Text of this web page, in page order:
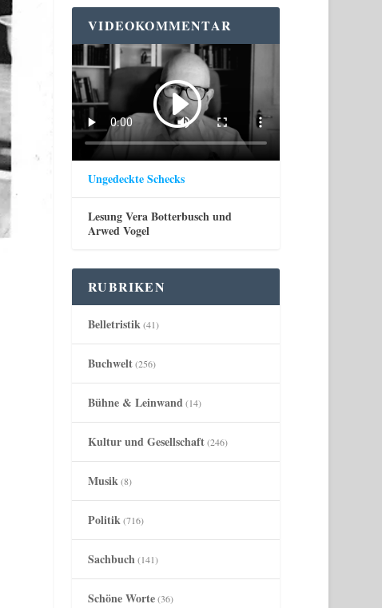
VIDEOKOMMENTAR
Ungedeckte Schecks
Lesung Vera Botterbusch und
Arwed Vogel
RUBRIKEN
Belletristik(41)
Buchwelt(256)
Bühne & Leinwand(14)
Kultur und Gesellschaft(246)
Musik(8)
Politik(716)
Sachbuch(141)
Schöne Worte(36)